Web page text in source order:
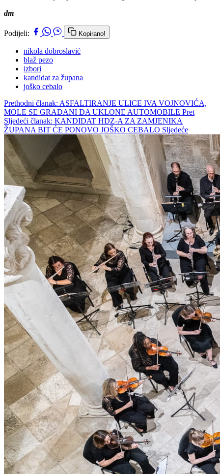
dm
Podijeli: Kopirano!
nikola dobroslavić
blaž pezo
izbori
kandidat za župana
joško cebalo
Prethodni članak: ASFALTIRANJE ULICE IVA VOJNOVIĆA,
MOLE SE GRAĐANI DA UKLONE AUTOMOBILE Pret
Sljedeći članak: KANDIDAT HDZ-A ZA ZAMJENIKA
ŽUPANA BIT ĆE PONOVO JOŠKO CEBALO Sljedeće